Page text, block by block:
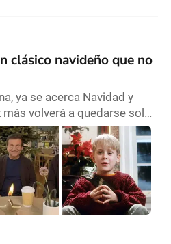
clásico navideño que no
ya se acerca Navidad y
más volverá a quedarse solo
manzana. Sea como sea,
de la esquina y estamos a
la sidra, y comer pan
reunir alrededor de la
de los clásicos más
navideña: Mi p